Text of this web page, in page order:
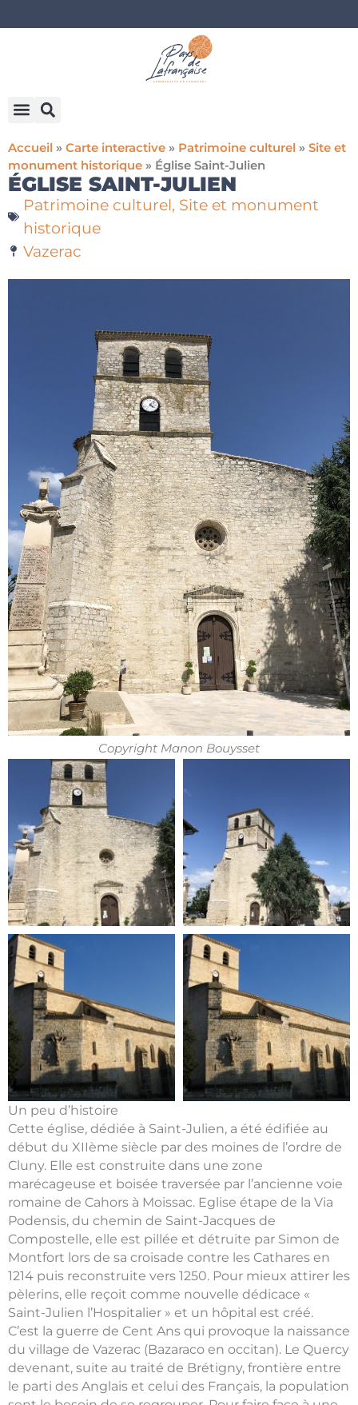
Accueil » Carte interactive » Patrimoine culturel » Site et
monument historique » Église Saint-Julien
ÉGLISE SAINT-JULIEN
Patrimoine culturel, Site et monument
historique
Vazerac
Copyright Manon Bouysset
Un peu d’histoire
Cette église, dédiée à Saint-Julien, a été édifiée au
début du XIIème siècle par des moines de l’ordre de
Cluny. Elle est construite dans une zone
marécageuse et boisée traversée par l’ancienne voie
romaine de Cahors à Moissac. Eglise étape de la Via
Podensis, du chemin de Saint-Jacques de
Compostelle, elle est pillée et détruite par Simon de
Montfort lors de sa croisade contre les Cathares en
1214 puis reconstruite vers 1250. Pour mieux attirer les
pèlerins, elle reçoit comme nouvelle dédicace «
Saint-Julien l’Hospitalier » et un hôpital est créé.
C’est la guerre de Cent Ans qui provoque la naissance
du village de Vazerac (Bazaraco en occitan). Le Quercy
devenant, suite au traité de Brétigny, frontière entre
le parti des Anglais et celui des Français, la population